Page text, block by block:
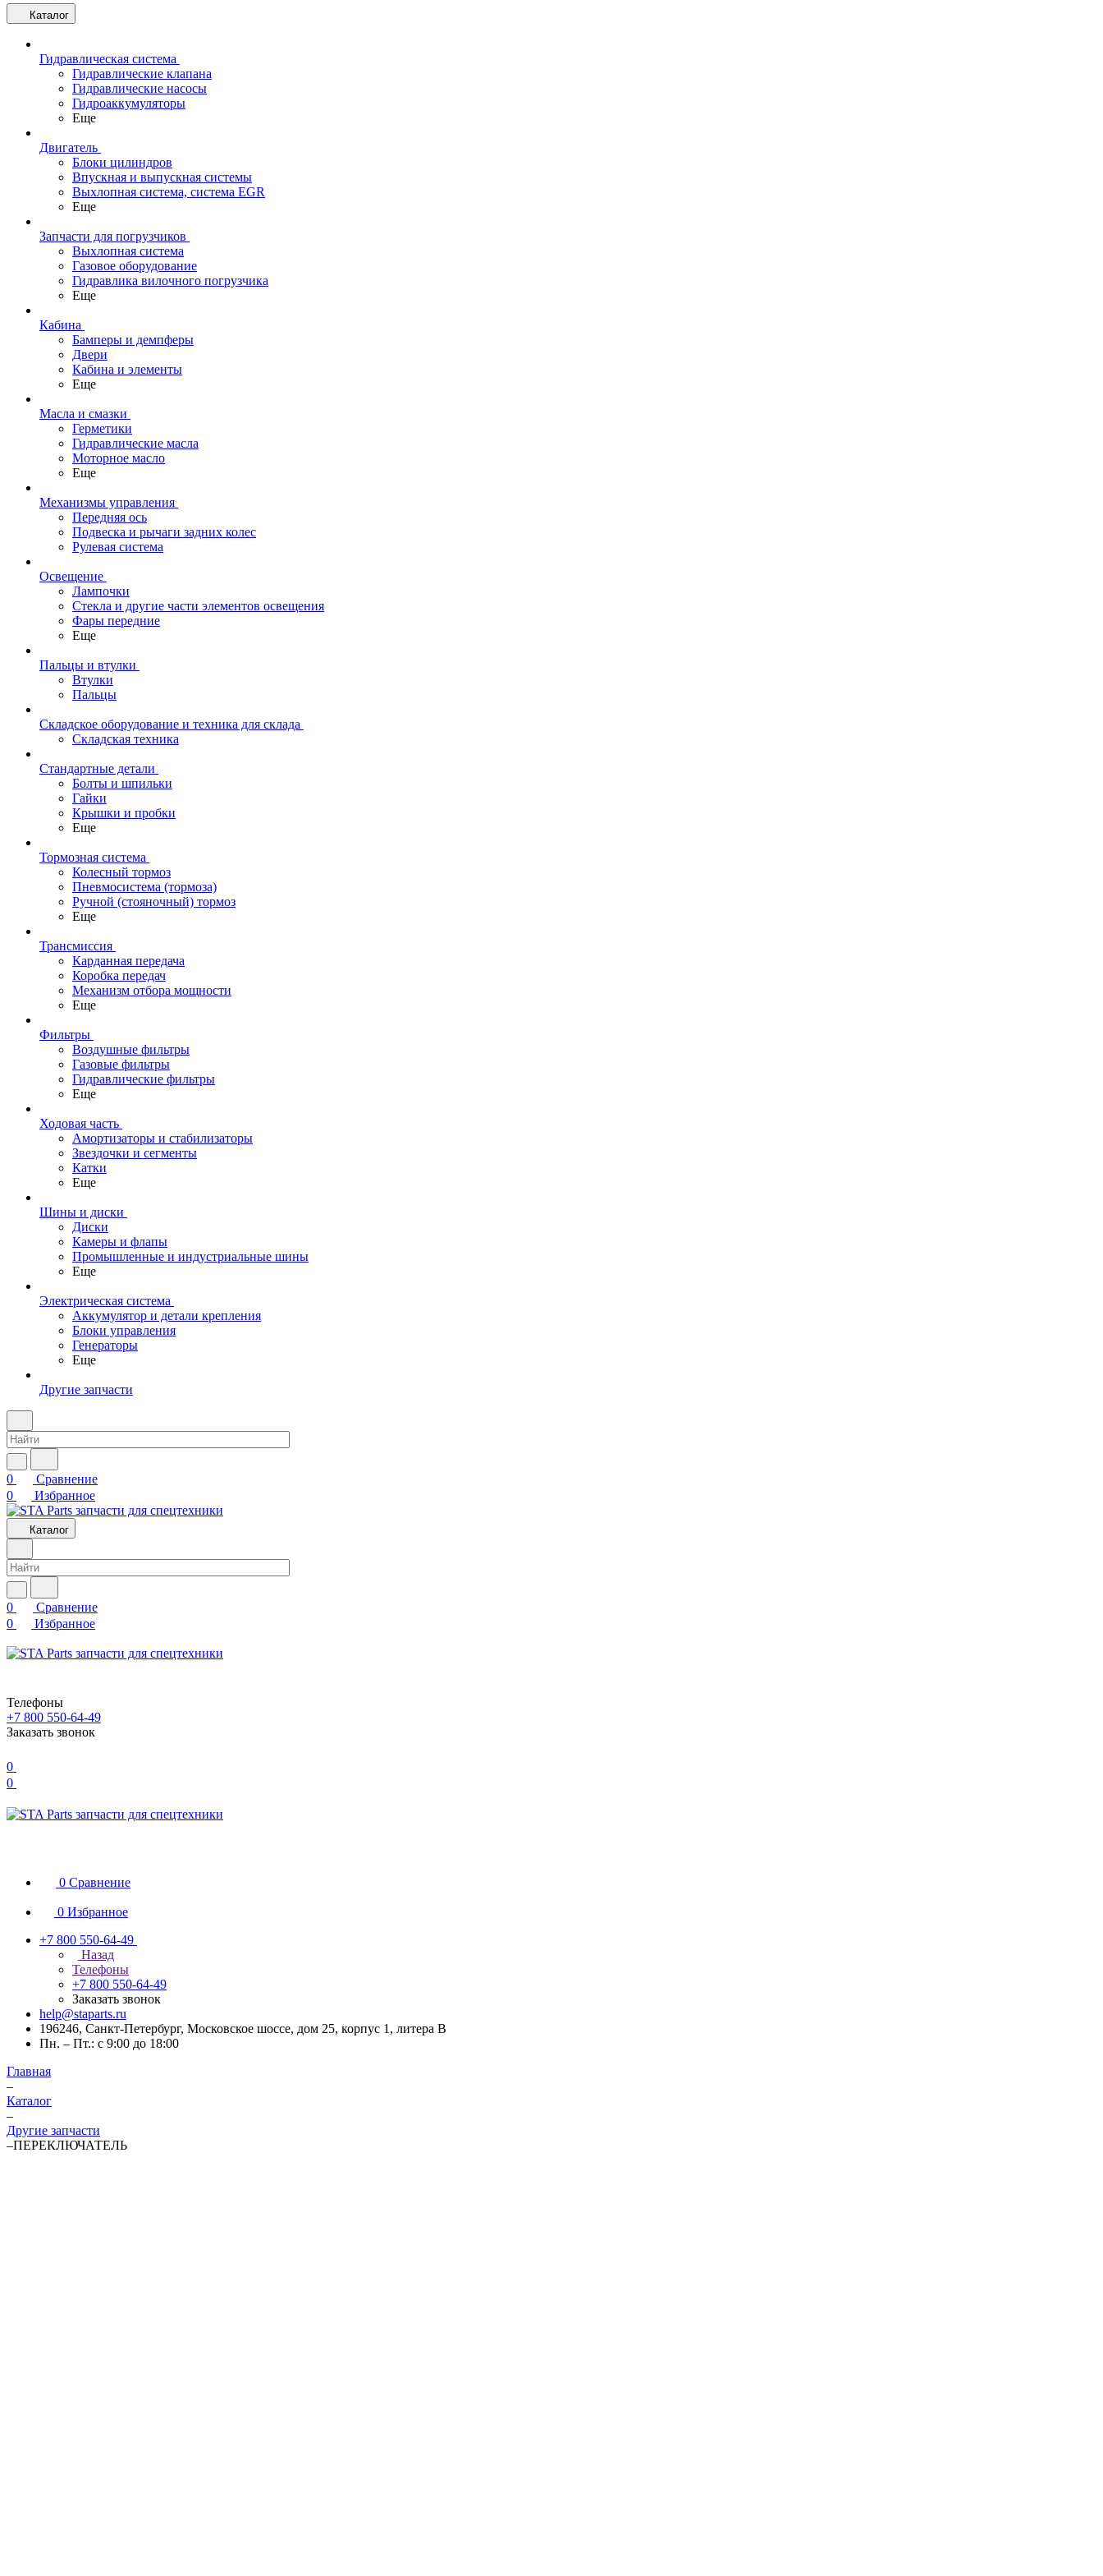
Каталог
Гидравлическая система
Гидравлические клапана
Гидравлические насосы
Гидроаккумуляторы
Еще
Двигатель
Блоки цилиндров
Впускная и выпускная системы
Выхлопная система, система EGR
Еще
Запчасти для погрузчиков
Выхлопная система
Газовое оборудование
Гидравлика вилочного погрузчика
Еще
Кабина
Бамперы и демпферы
Двери
Кабина и элементы
Еще
Масла и смазки
Герметики
Гидравлические масла
Моторное масло
Еще
Механизмы управления
Передняя ось
Подвеска и рычаги задних колес
Рулевая система
Освещение
Лампочки
Стекла и другие части элементов освещения
Фары передние
Еще
Пальцы и втулки
Втулки
Пальцы
Складское оборудование и техника для склада
Складская техника
Стандартные детали
Болты и шпильки
Гайки
Крышки и пробки
Еще
Тормозная система
Колесный тормоз
Пневмосиcтема (тормоза)
Ручной (стояночный) тормоз
Еще
Трансмиссия
Карданная передача
Коробка передач
Механизм отбора мощности
Еще
Фильтры
Воздушные фильтры
Газовые фильтры
Гидравлические фильтры
Еще
Ходовая часть
Амортизаторы и стабилизаторы
Звездочки и сегменты
Катки
Еще
Шины и диски
Диски
Камеры и флапы
Промышленные и индустриальные шины
Еще
Электрическая система
Аккумулятор и детали крепления
Блоки управления
Генераторы
Еще
Другие запчасти
0
Сравнение
0
Избранное
Каталог
0
Сравнение
0
Избранное
Телефоны
+7 800 550-64-49
Заказать звонок
0
0
0 Сравнение
0 Избранное
+7 800 550-64-49
Назад
Телефоны
+7 800 550-64-49
Заказать звонок
help@staparts.ru
196246, Санкт-Петербург, Московское шоссе, дом 25, корпус 1, литера В
Пн. – Пт.: с 9:00 до 18:00
Главная
–
Каталог
–
Другие запчасти
–ПЕРЕКЛЮЧАТЕЛЬ